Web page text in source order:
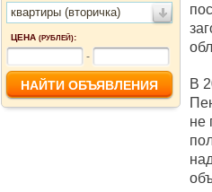
квартиры (вторичка)
ЦЕНА (РУБЛЕЙ):
-
В
не